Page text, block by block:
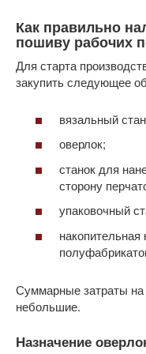
Как правильно
пошиву рабочих
Для старта
закупить следующее
вязальный
оверлок;
станок для
сторону
упаковочный
Суммарные затраты на
небольшие.
Назначение